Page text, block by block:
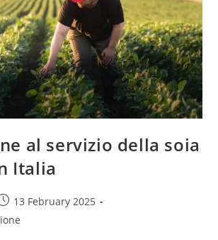
al servizio della soia
Italia
13 February 2025